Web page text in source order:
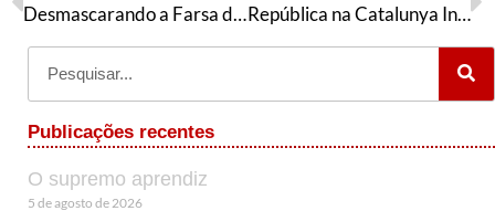
Desmascarando a Farsa do Rombo da Previdencia República na Catalunya Independente?
Publicações recentes
O supremo aprendiz
5 de agosto de 2026